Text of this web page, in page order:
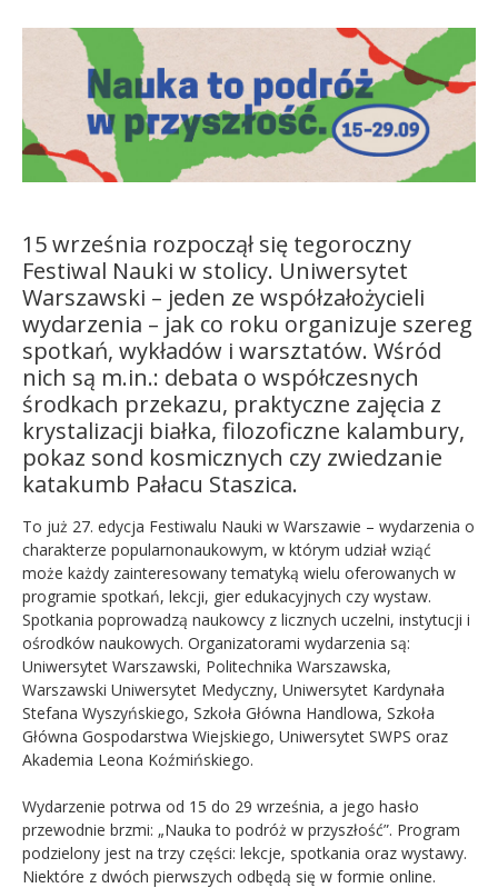
Kandydat
Absolwent
15 września rozpoczął się tegoroczny
Festiwal Nauki w stolicy. Uniwersytet
Warszawski – jeden ze współzałożycieli
wydarzenia – jak co roku organizuje szereg
spotkań, wykładów i warsztatów. Wśród
nich są m.in.: debata o współczesnych
środkach przekazu, praktyczne zajęcia z
krystalizacji białka, filozoficzne kalambury,
pokaz sond kosmicznych czy zwiedzanie
katakumb Pałacu Staszica.
To już 27. edycja Festiwalu Nauki w Warszawie – wydarzenia o
charakterze popularnonaukowym, w którym udział wziąć
może każdy zainteresowany tematyką wielu oferowanych w
programie spotkań, lekcji, gier edukacyjnych czy wystaw.
Spotkania poprowadzą naukowcy z licznych uczelni, instytucji i
ośrodków naukowych. Organizatorami wydarzenia są:
Uniwersytet Warszawski, Politechnika Warszawska,
Warszawski Uniwersytet Medyczny, Uniwersytet Kardynała
Stefana Wyszyńskiego, Szkoła Główna Handlowa, Szkoła
Główna Gospodarstwa Wiejskiego, Uniwersytet SWPS oraz
Akademia Leona Koźmińskiego.
Wydarzenie potrwa od 15 do 29 września, a jego hasło
przewodnie brzmi: „Nauka to podróż w przyszłość”. Program
podzielony jest na trzy części: lekcje, spotkania oraz wystawy.
Niektóre z dwóch pierwszych odbędą się w formie online.